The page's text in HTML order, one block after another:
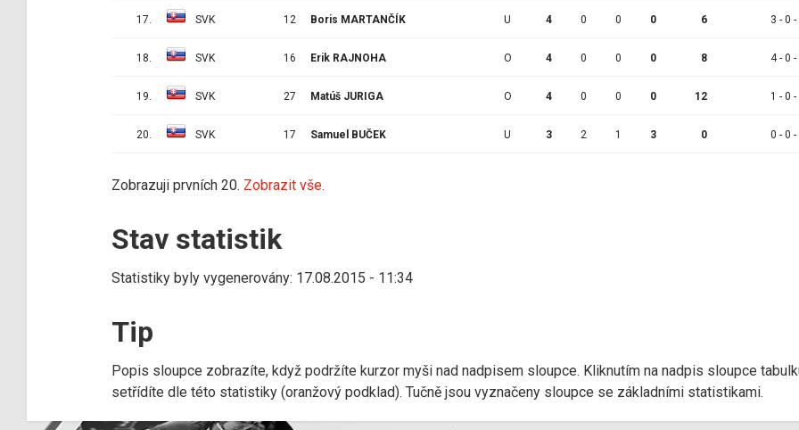
17. SVK 12 Boris MARTANČÍK U 4 0 0 0 6 3 - 0 -
18. SVK 16 Erik RAJNOHA O 4 0 0 0 8 4 - 0 -
19. SVK 27 Matúš JURIGA O 4 0 0 0 12 1 - 0 -
20. SVK 17 Samuel BUČEK U 3 2 1 3 0 0 - 0 -
Zobrazuji prvních 20. Zobrazit vše.
Stav statistik
Statistiky byly vygenerovány: 17.08.2015 - 11:34
Tip
Popis sloupce zobrazíte, když podržíte kurzor myši nad nadpisem sloupce. Kliknutím na nadpis sloupce
setřídíte dle této statistiky (oranžový podklad). Tučně jsou vyznačeny sloupce se základními statistikami.